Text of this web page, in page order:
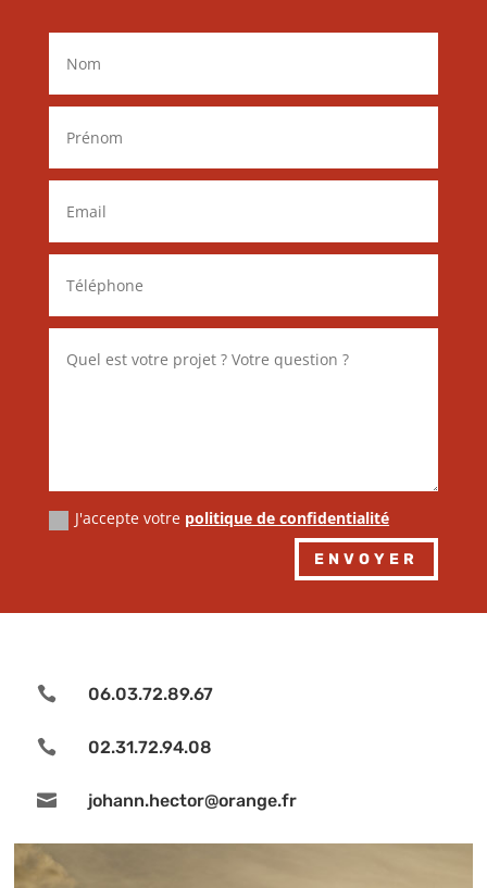
J'accepte votre politique de confidentialité
ENVOYER
 06.03.72.89.67
 02.31.72.94.08
 johann.hector@orange.fr